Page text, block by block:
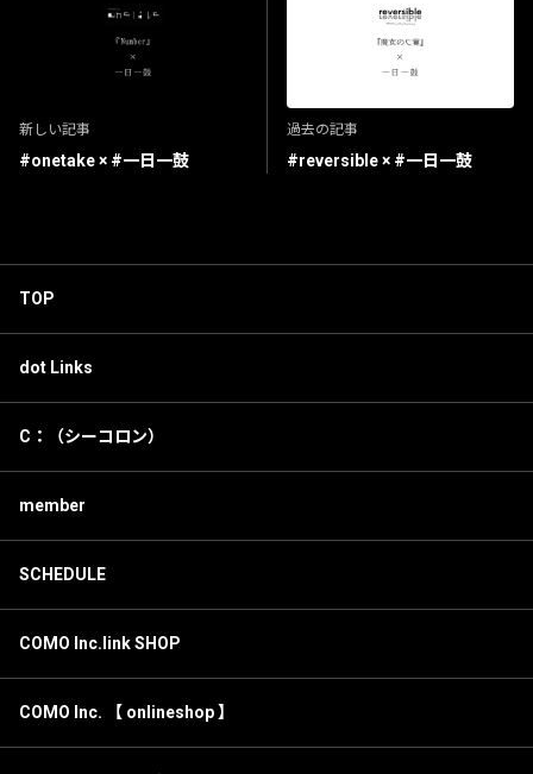
新しい記事
#onetake × #一日一鼓
過去の記事
#reversible × #一日一鼓
TOP
dot Links
C：（シーコロン）
member
SCHEDULE
COMO Inc.link SHOP
COMO Inc. 【 onlineshop 】